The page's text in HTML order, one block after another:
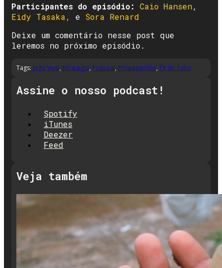
Participantes do episódio: Caio Hansen,
Eidy Tasaka,
e Sora Renard
Deixe um comentário nesse post que
leremos no próximo episódio.
Tags: Jogo Veio, Nostalgia, Podcast, Propagandas, TV de Tubo
Assine o nosso podcast!
Spotify
iTunes
Deezer
Feed
Veja também